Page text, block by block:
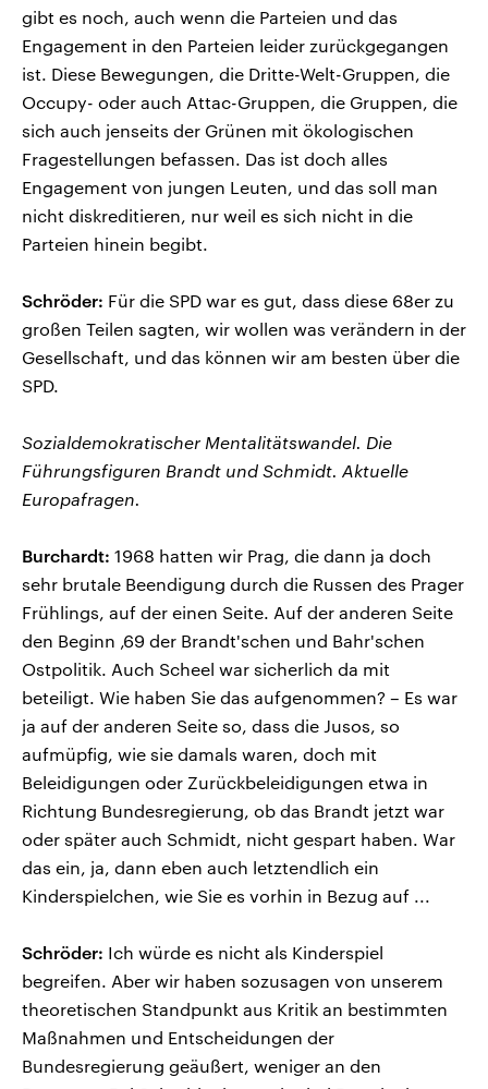
gibt es noch, auch wenn die Parteien und das
Engagement in den Parteien leider zurückgegangen
ist. Diese Bewegungen, die Dritte-Welt-Gruppen, die
Occupy- oder auch Attac-Gruppen, die Gruppen, die
sich auch jenseits der Grünen mit ökologischen
Fragestellungen befassen. Das ist doch alles
Engagement von jungen Leuten, und das soll man
nicht diskreditieren, nur weil es sich nicht in die
Parteien hinein begibt.
Schröder: Für die SPD war es gut, dass diese 68er zu
großen Teilen sagten, wir wollen was verändern in der
Gesellschaft, und das können wir am besten über die
SPD.
Sozialdemokratischer Mentalitätswandel. Die
Führungsfiguren Brandt und Schmidt. Aktuelle
Europafragen.
Burchardt: 1968 hatten wir Prag, die dann ja doch
sehr brutale Beendigung durch die Russen des Prager
Frühlings, auf der einen Seite. Auf der anderen Seite
den Beginn ‚69 der Brandt'schen und Bahr'schen
Ostpolitik. Auch Scheel war sicherlich da mit
beteiligt. Wie haben Sie das aufgenommen? – Es war
ja auf der anderen Seite so, dass die Jusos, so
aufmüpfig, wie sie damals waren, doch mit
Beleidigungen oder Zurückbeleidigungen etwa in
Richtung Bundesregierung, ob das Brandt jetzt war
oder später auch Schmidt, nicht gespart haben. War
das ein, ja, dann eben auch letztendlich ein
Kinderspielchen, wie Sie es vorhin in Bezug auf ...
Schröder: Ich würde es nicht als Kinderspiel
begreifen. Aber wir haben sozusagen von unserem
theoretischen Standpunkt aus Kritik an bestimmten
Maßnahmen und Entscheidungen der
Bundesregierung geäußert, weniger an den